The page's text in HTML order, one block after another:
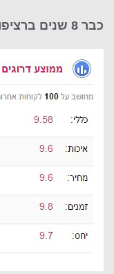
כבר 8 שנים ברציפות מוביל באתר מדרג